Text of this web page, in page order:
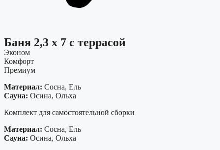
Баня 2,3 х 7 с террасой
Эконом
Комфорт
Премиум
Материал: Сосна, Ель
Сауна: Осина, Ольха
Комплект для самостоятельной сборки
Материал: Сосна, Ель
Сауна: Осина, Ольха